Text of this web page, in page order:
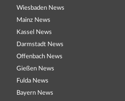
Wiesbaden News
Mainz News
Kassel News
Darmstadt News
Offenbach News
Gießen News
Fulda News
Bayern News